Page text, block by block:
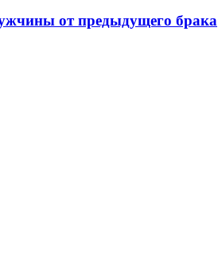
от предыдущего брака